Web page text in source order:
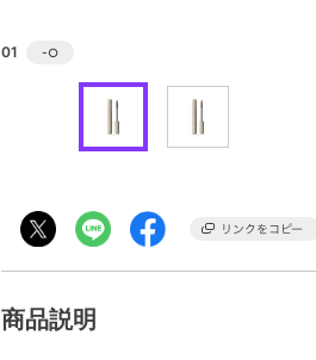
01 -○
商品説明